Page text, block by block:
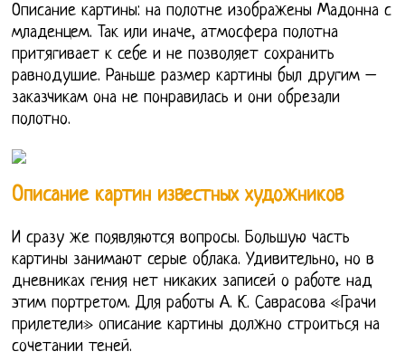
Описание картины: на полотне изображены Мадонна с
младенцем. Так или иначе, атмосфера полотна
притягивает к себе и не позволяет сохранить
равнодушие. Раньше размер картины был другим –
заказчикам она не понравилась и они обрезали
полотно.
Описание картин известных художников
И сразу же появляются вопросы. Большую часть
картины занимают серые облака. Удивительно, но в
дневниках гения нет никаких записей о работе над
этим портретом. Для работы А. К. Саврасова «Грачи
прилетели» описание картины должно строиться на
сочетании теней.